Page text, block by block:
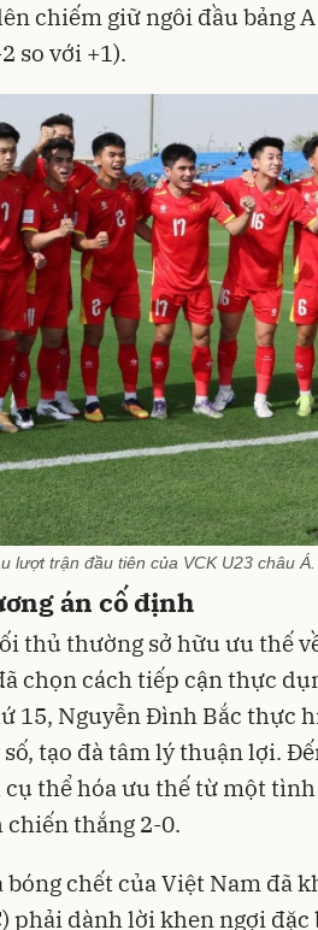
chiếm giữ ngôi đầu bảng
so với +1).
lượt trận đầu tiên của VCK U23 châu Á.
án cố định
thủ thường sở hữu ưu thế
chọn cách tiếp cận thực
15, Nguyễn Đình Bắc thực
tạo đà tâm lý thuận lợi.
thể hóa ưu thế từ một
thắng 2-0.
chết của Việt Nam đã
phải dành lời khen ngợi đặc